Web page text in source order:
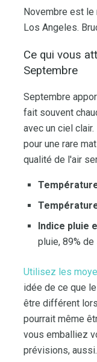
Novembre est le
Los Angeles.
Ce qui vous
Septembre
Septembre
fait souvent
avec un ciel
pour une rare
qualité de l'air
Indice pluie
pluie, 89% de
Utilisez les
idée de ce que
être différent
pourrait même
vous emballiez
prévisions, aussi.